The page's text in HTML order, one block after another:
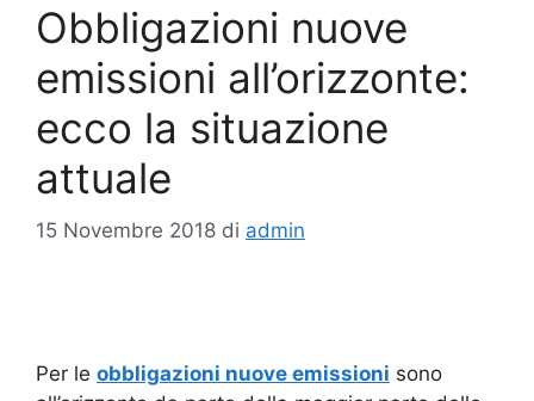
Obbligazioni nuove
emissioni all’orizzonte:
ecco la situazione
attuale
15 Novembre 2018 di admin
Per le obbligazioni nuove emissioni sono